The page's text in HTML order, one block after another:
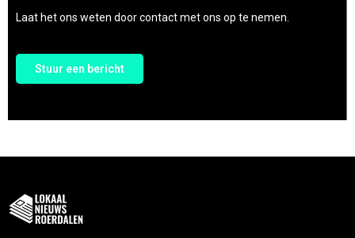
Laat het ons weten door contact met ons op te nemen.
Stuur een bericht